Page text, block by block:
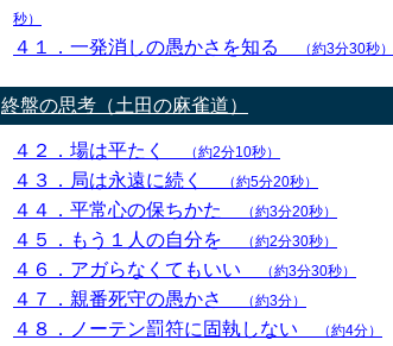
秒）
４１．一発消しの愚かさを知る （約3分30秒）
終盤の思考（土田の麻雀道）
４２．場は平たく （約2分10秒）
４３．局は永遠に続く （約5分20秒）
４４．平常心の保ちかた （約3分20秒）
４５．もう１人の自分を （約2分30秒）
４６．アガらなくてもいい （約3分30秒）
４７．親番死守の愚かさ （約3分）
４８．ノーテン罰符に固執しない （約4分）